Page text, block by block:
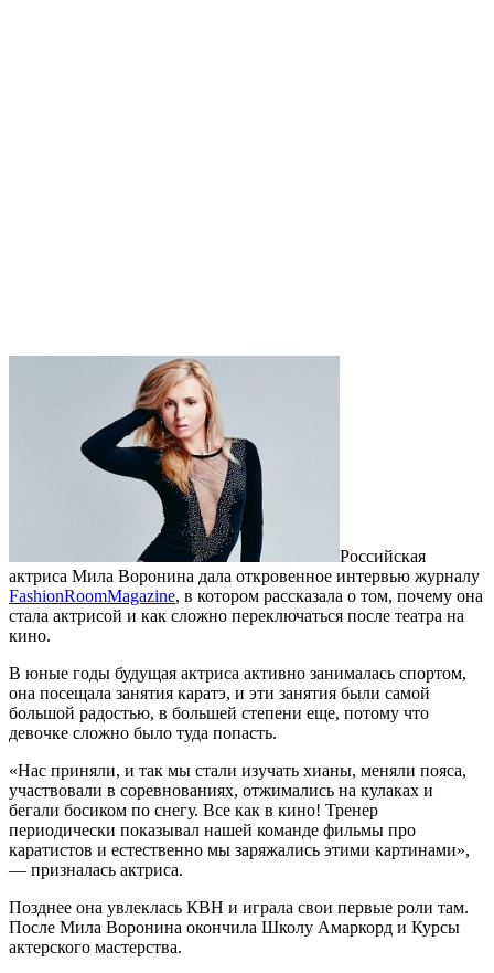
Российская
актриса Мила Воронина дала откровенное интервью журналу
FashionRoomMagazine, в котором рассказала о том, почему она
стала актрисой и как сложно переключаться после театра на
кино.
В юные годы будущая актриса активно занималась спортом,
она посещала занятия каратэ, и эти занятия были самой
большой радостью, в большей степени еще, потому что
девочке сложно было туда попасть.
«Нас приняли, и так мы стали изучать хианы, меняли пояса,
участвовали в соревнованиях, отжимались на кулаках и
бегали босиком по снегу. Все как в кино! Тренер
периодически показывал нашей команде фильмы про
каратистов и естественно мы заряжались этими картинами»,
— призналась актриса.
Позднее она увлеклась КВН и играла свои первые роли там.
После Мила Воронина окончила Школу Амаркорд и Курсы
актерского мастерства.